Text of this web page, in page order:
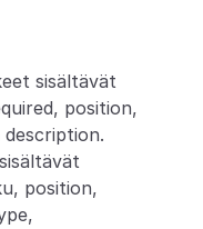
sisältävät
position,
position,